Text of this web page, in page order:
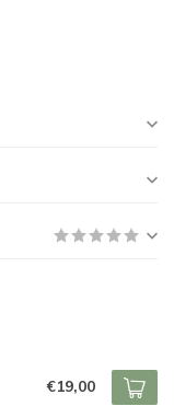
€19,00